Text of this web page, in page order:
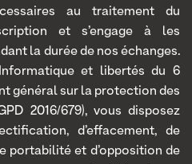
au traitement du
et s’engage à les
la durée de nos échanges.
et libertés du 6
général sur la protection des
2016/679), vous disposez
d’effacement, de
portabilité et d’opposition de